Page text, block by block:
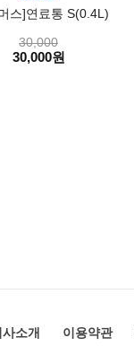
스]연료통 S(0.4L)
30,000
30,000원
사소개 이용약관